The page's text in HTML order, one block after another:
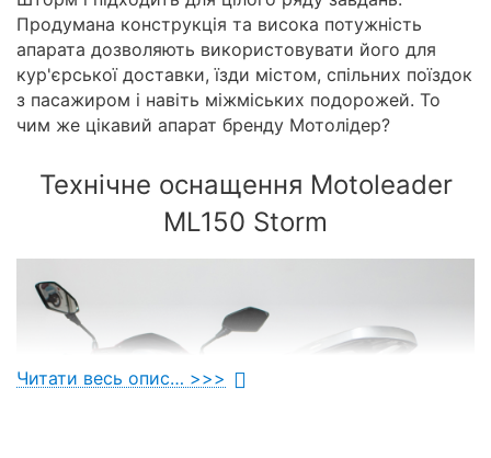
Продумана конструкція та висока потужність
апарата дозволяють використовувати його для
кур'єрської доставки, їзди містом, спільних поїздок
з пасажиром і навіть міжміських подорожей. То
чим же цікавий апарат бренду Мотолідер?
Технічне оснащення Motoleader
ML150 Storm
Читати весь опис… >>>